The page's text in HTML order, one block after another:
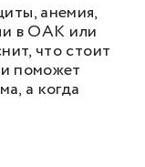
анемия,
в ОАК или
что стоит
поможет
а когда